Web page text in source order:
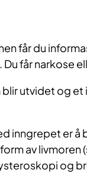
får du
får narkose
blir utvidet og
inngrepet er
av
og